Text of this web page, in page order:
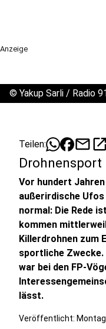
Anzeige
© Yakup Sarli / Radio
Teilen: mailopen_in_new
Vor hundert
außerirdische
normal: Die Rede
kommen
Killerdrohnen zum
sportliche Zwecke.
war bei den FP-
lässt.
Veröffentlicht: